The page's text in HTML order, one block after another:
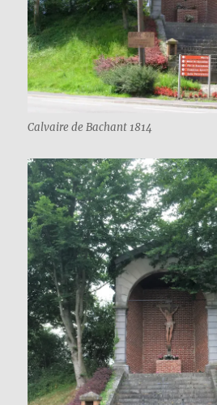
Calvaire de Bachant 1814